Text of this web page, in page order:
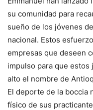
su comunidad para
sueño de los jóvenes
nacional. Estos
empresas que deseen
impulso para que estos
alto el nombre de
El deporte de la boccia
físico de sus